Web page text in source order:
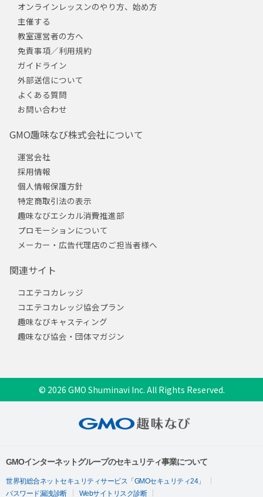
オンラインレッスンのやり方、始め方
主催する
教室運営者の方へ
免責事項／利用規約
ガイドライン
外部送信について
よくある質問
お問い合わせ
GMO趣味なび株式会社について
運営会社
採用情報
個人情報保護方針
特定商取引法の表示
趣味なびエシカル消費推進部
プロモーションについて
メーカー・広告代理店のご担当者様へ
関連サイト
コエテコカレッジ
コエテコカレッジ協会プラン
趣味なびキャスティング
趣味なび協会・団体マガジン
© 2026 GMO Shuminavi Inc. All Rights Reserved.